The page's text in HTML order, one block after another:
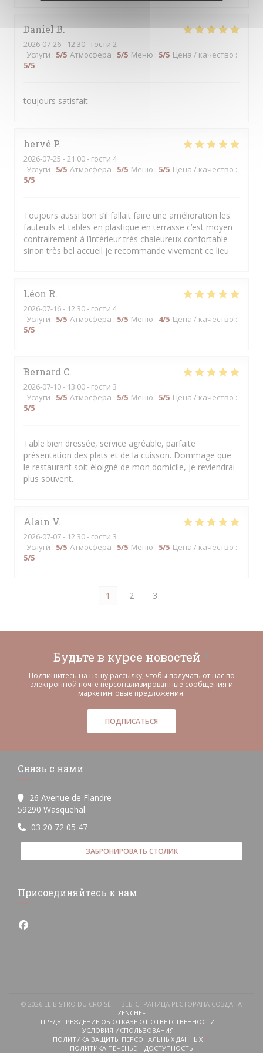
DanielB
2026-07-26- 12:30 - гости 2
Услуги : 5/5 Атмосфера : 5/5 Меню : 5/5 Цена / качество :
5/5
toujours satisfait
hervé P
2026-07-25 - 21:00 - гости 4
Услуги : 5/5 Атмосфера : 5/5 Меню : 5/5 Цена / качество :
5/5
Toujours aussi bon s’il fallait faire une amélioration les
fauteuils et tables en plastique en terrasse c’est moyen
contrairement à l’intérieur très chaleureux confortable
sinon très bel accueil je recommande vivement ce lieu
Léon R
2026-07-16- 12:30 - гости 4
Услуги : 5/5 Атмосфера : 5/5 Меню : 4/5 Цена / качество :
5/5
Bernard C
2026-07-10- 13:00 - гости 3
Услуги : 5/5 Атмосфера : 5/5 Меню : 5/5 Цена / качество :
5/5
Table bien dressée, service agréable, parfaite
présentation des plats et de la cuisson. Dommage que
le restaurant soit éloigné de mon domicile, je reviendrai
plus souvent.
Alain V
2026-07-07- 12:30 - гости 3
Услуги : 5/5 Атмосфера : 5/5 Меню : 5/5 Цена / качество :
5/5
1 2 3
Будьте в курсе новостей *
Подпишитесь на нашу рассылку, чтобы получать от нас по
электронной почте персонализированные сообщения и
маркетинговые предложения.
ПОДПИСАТЬСЯ
Связь с нами
26 Avenue de Flandre
59290 Wasquehal
03 20 72 05 47
ЗАБРОНИРОВАТЬ СТОЛИК
Присоединяйтесь к нам
Facebook ((открывается в новом окне))
© 2026 LE BISTRO DU CROISÉ — ВЕБ-СТРАНИЦА РЕСТОРАНА СОЗДАНА
ZENCHEF((ОТКРЫВАЕТСЯ В НОВОМ ОКНЕ))
ПРЕДУПРЕЖДЕНИЕ ОБ ОТКАЗЕ ОТ ОТВЕТСТВЕННОСТИ
((ОТКРЫВАЕТСЯ В НОВОМ ОКНЕ))
УСЛОВИЯ ИСПОЛЬЗОВАНИЯ((ОТКРЫВАЕТСЯ В НОВОМ ОКНЕ))
ПОЛИТИКА ЗАЩИТЫ ПЕРСОНАЛЬНЫХ ДАННЫХ
((ОТКРЫВАЕТСЯ В НОВОМ ОКНЕ))
ПОЛИТИКА ПЕЧЕНЬЕ ДОСТУПНОСТЬ